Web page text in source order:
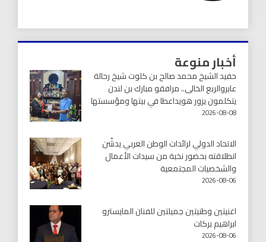
أخبار منوعة
حفيد الشيخ محمد صالح بن كلوت شيخ رحالة
عابروالربع الخالى.. مرافقو مبارك بن لندن
يتكلمون يزور هويداعطا في بيتها ومؤسستها
2026-08-08
الاتحاد الدولي لرائدات الوطن العربي يدشّن
انطلاقته بحضور نخبة من سيدات الأعمال
والشخصيات المجتمعية
2026-08-06
اغنيتين وطنيتين جميلتين للفنان المايسترو
ابراهيم بركات
2026-08-06